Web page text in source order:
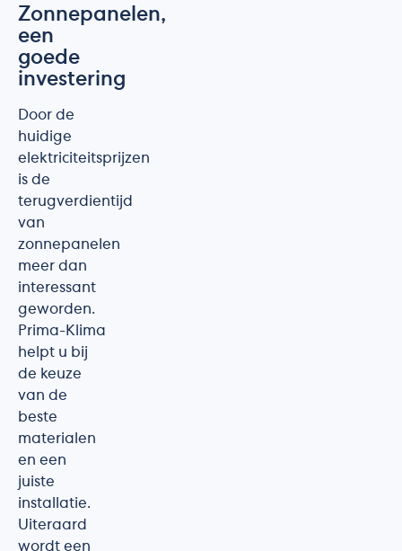
Zonnepanelen,
een
goede
investering
Door de
huidige
elektriciteitsprijzen
is de
terugverdientijd
van
zonnepanelen
meer dan
interessant
geworden.
Prima-Klima
helpt u bij
de keuze
van de
beste
materialen
en een
juiste
installatie.
Uiteraard
wordt een